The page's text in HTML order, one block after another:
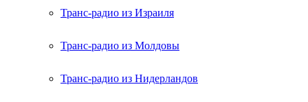
Транс-радио из Израиля
Транс-радио из Молдовы
Транс-радио из Нидерландов